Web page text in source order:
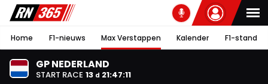
Home F1-nieuws Max Verstappen Kalender F1-stand
GP NEDERLAND
START RACE 13 d 21:47:11